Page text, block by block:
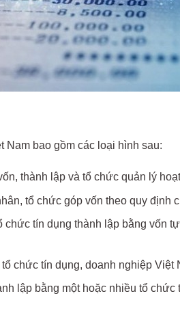
Nam bao gồm các loại hình sau:
thành lập và tổ chức quản lý
tổ chức góp vốn theo quy
tín dụng thành lập bằng vốn
chức tín dụng, doanh nghiệp
lập bằng một hoặc nhiều tổ